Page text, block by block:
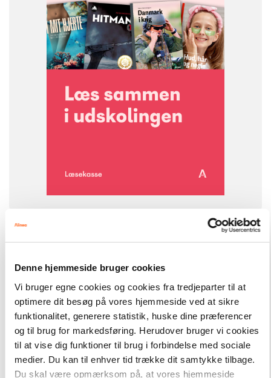
Denne hjemmeside bruger cookies
Vi bruger egne cookies og cookies fra tredjeparter til at
optimere dit besøg på vores hjemmeside ved at sikre
funktionalitet, generere statistik, huske dine præferencer
og til brug for markedsføring. Herudover bruger vi cookies
til at vise dig funktioner til brug i forbindelse med sociale
medier. Du kan til enhver tid trække dit samtykke tilbage.
Du skal være opmærksom på, at vores hjemmeside
FORMAT
Bogpakke, fysisk
9788723579614
Læsekasser
Læs sammen i udskolingen
5.118,00 kr.
FAG
NIVEAU
2. klasse 3. klasse 4. klasse 5. klasse 6. klasse
FORMAT
Bogpakke, fysisk
ISBN
9788723579669